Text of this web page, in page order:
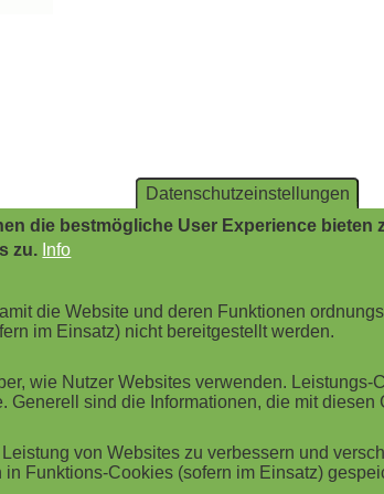
Datenschutzeinstellungen
die bestmögliche User Experience
zu. Info
die Website und deren Funktionen
im Einsatz) nicht bereitgestellt werden.
wie Nutzer Websites verwenden.
Generell sind die Informationen, die mit
von Websites zu verbessern und
Funktions-Cookies (sofern im Einsatz)